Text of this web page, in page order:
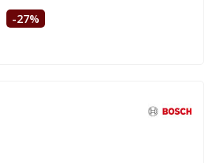
-27%